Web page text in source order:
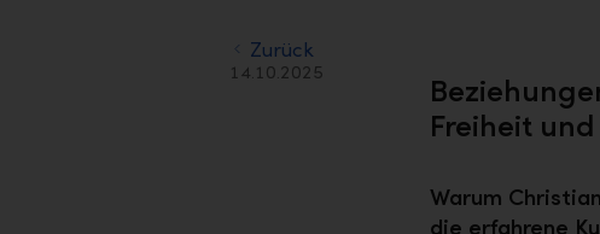
Zurück
14.10.2025
Freiheit
Warum
die erfahrene